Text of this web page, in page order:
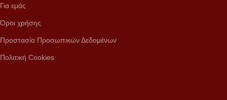
Για εμάς
Όροι χρήσης
Προστασία Προσωπικών Δεδομένων
Πολιτική Cookies